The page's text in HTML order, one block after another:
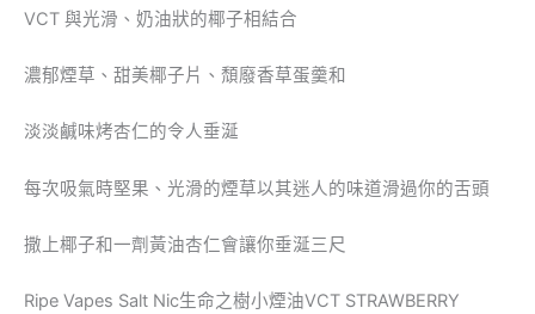
VCT 與光滑、奶油狀的椰子相結合
濃郁煙草、甜美椰子片、頹廢香草蛋羹和
淡淡鹹味烤杏仁的令人垂涎
每次吸氣時堅果、光滑的煙草以其迷人的味道滑過你的舌頭
撒上椰子和一劑黃油杏仁會讓你垂涎三尺
Ripe Vapes Salt Nic生命之樹小煙油VCT STRAWBERRY